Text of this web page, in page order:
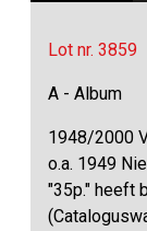
Lot nr. 3859
A - Album
1948/2000
o.a. 1949
"35p." heeft